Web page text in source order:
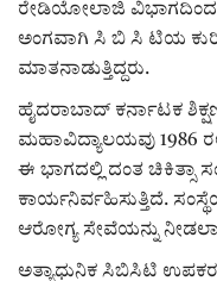
ಸಂಪಾದಕೀಯ
ಕವನ
Digital Subscription
ರೇಡಿಯೋಲಾಜಿ
ಅಂಗವಾಗಿ ಸಿ ಬಿ ಸಿ ಟಿಯ
ಮಾತನಾಡುತ್ತಿದ್ದರು.
ಹೈದರಾಬಾದ್ ಕರ್ನಾಟಕ
ಮಹಾವಿದ್ಯಾಲಯವು 1986
ಈ ಭಾಗದಲ್ಲಿ ದಂತ ಚಿಕಿತ್ಸಾ
ಕಾರ್ಯನಿರ್ವಹಿಸುತ್ತಿದೆ.
ಆರೋಗ್ಯ ಸೇವೆಯನ್ನು
ಅತ್ಯಾಧುನಿಕ ಸಿಬಿಸಿಟಿ